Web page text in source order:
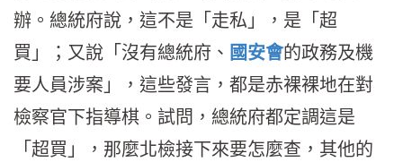
辦。總統府說，這不是「走私」，是「超
買」；又說「沒有總統府、 國安會的政務及機
要人員涉案」，這些發言，都是赤裸裸地在對
檢察官下指導棋。試問，總統府都定調這是
「超買」，那麼北檢接下來要怎麼查，其他的